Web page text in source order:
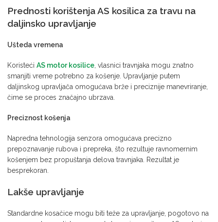
Prednosti korištenja AS kosilica za travu na
daljinsko upravljanje
Ušteda vremena
Koristeći AS motor kosilice , vlasnici travnjaka mogu znatno
smanjiti vreme potrebno za košenje. Upravljanje putem
daljinskog upravljača omogućava brže i preciznije manevriranje,
čime se proces značajno ubrzava.
Preciznost košenja
Napredna tehnologija senzora omogućava precizno
prepoznavanje rubova i prepreka, što rezultuje ravnomernim
košenjem bez propuštanja delova travnjaka. Rezultat je
besprekoran.
Lakše upravljanje
Standardne kosačice mogu biti teže za upravljanje, pogotovo na